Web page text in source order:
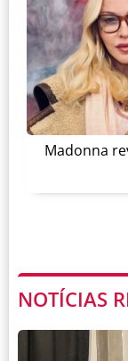
Madonna
NOTÍCIAS